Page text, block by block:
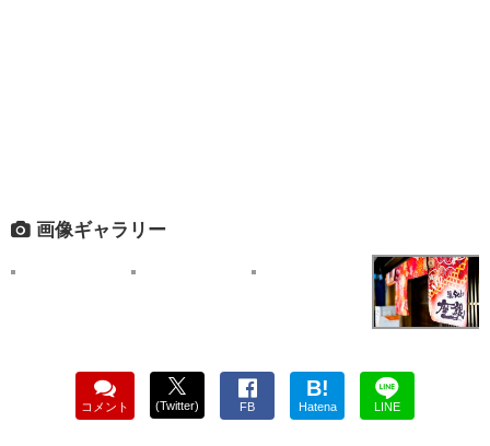
画像ギャラリー
コメント (Twitter) FB
B!
Hatena LINE